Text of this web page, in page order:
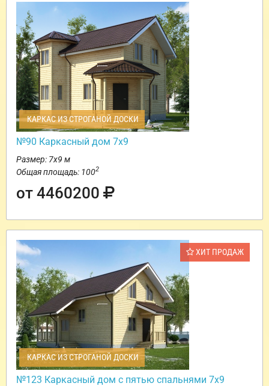
КАРКАС ИЗ СТРОГАНОЙ ДОСКИ
№90 Каркасный дом 7х9
Размер: 7х9 м
Общая площадь: 1002
от 4460200
ХИТ ПРОДАЖ
КАРКАС ИЗ СТРОГАНОЙ ДОСКИ
№123 Каркасный дом с пятью спальнями 7х9